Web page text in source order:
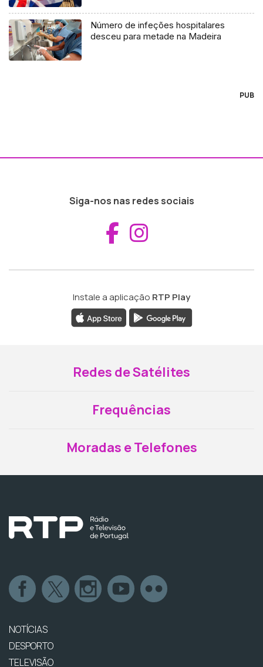
Número de infeções hospitalares
desceu para metade na Madeira
PUB
Siga-nos nas redes sociais
Aceder ao
Instale a aplicação RTP Play
Redes de Satélites
Frequências
Moradas e Telefones
NOTÍCIAS
DESPORTO
TELEVISÃO